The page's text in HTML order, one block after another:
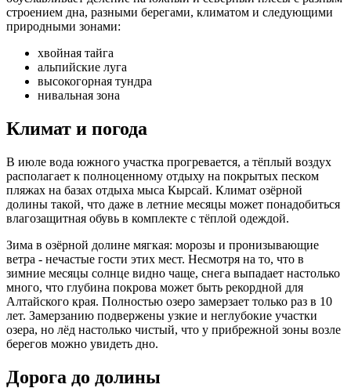
строением дна, разными берегами, климатом и следующими
природными зонами:
хвойная тайга
альпийские луга
высокогорная тундра
нивальная зона
Климат и погода
В июле вода южного участка прогревается, а тёплый воздух
располагает к полноценному отдыху на покрытых песком
пляжах на базах отдыха мыса Кырсай. Климат озёрной
долины такой, что даже в летние месяцы может понадобиться
влагозащитная обувь в комплекте с тёплой одеждой.
Зима в озёрной долине мягкая: морозы и пронизывающие
ветра - нечастые гости этих мест. Несмотря на то, что в
зимние месяцы солнце видно чаще, снега выпадает настолько
много, что глубина покрова может быть рекордной для
Алтайского края. Полностью озеро замерзает только раз в 10
лет. Замерзанию подвержены узкие и неглубокие участки
озера, но лёд настолько чистый, что у прибрежной зоны возле
берегов можно увидеть дно.
Дорога до долины